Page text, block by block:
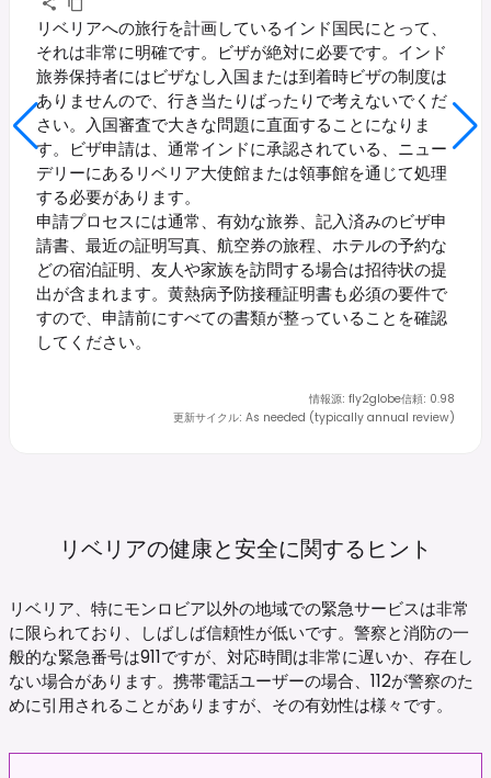
リベリアへの旅行を計画しているインド国民にとって、
それは非常に明確です。ビザが絶対に必要です。インド
旅券保持者にはビザなし入国または到着時ビザの制度は
ありませんので、行き当たりばったりで考えないでくだ
さい。入国審査で大きな問題に直面することになりま
す。ビザ申請は、通常インドに承認されている、ニュー
デリーにあるリベリア大使館または領事館を通じて処理
する必要があります。
申請プロセスには通常、有効な旅券、記入済みのビザ申
請書、最近の証明写真、航空券の旅程、ホテルの予約な
どの宿泊証明、友人や家族を訪問する場合は招待状の提
出が含まれます。黄熱病予防接種証明書も必須の要件で
すので、申請前にすべての書類が整っていることを確認
してください。
情報源: fly2globe信頼: 0.98
更新サイクル: As needed (typically annual review)
リベリアの健康と安全に関するヒント
リベリア、特にモンロビア以外の地域での緊急サービスは非常
に限られており、しばしば信頼性が低いです。警察と消防の一
般的な緊急番号は911ですが、対応時間は非常に遅いか、存在し
ない場合があります。携帯電話ユーザーの場合、112が警察のた
めに引用されることがありますが、その有効性は様々です。